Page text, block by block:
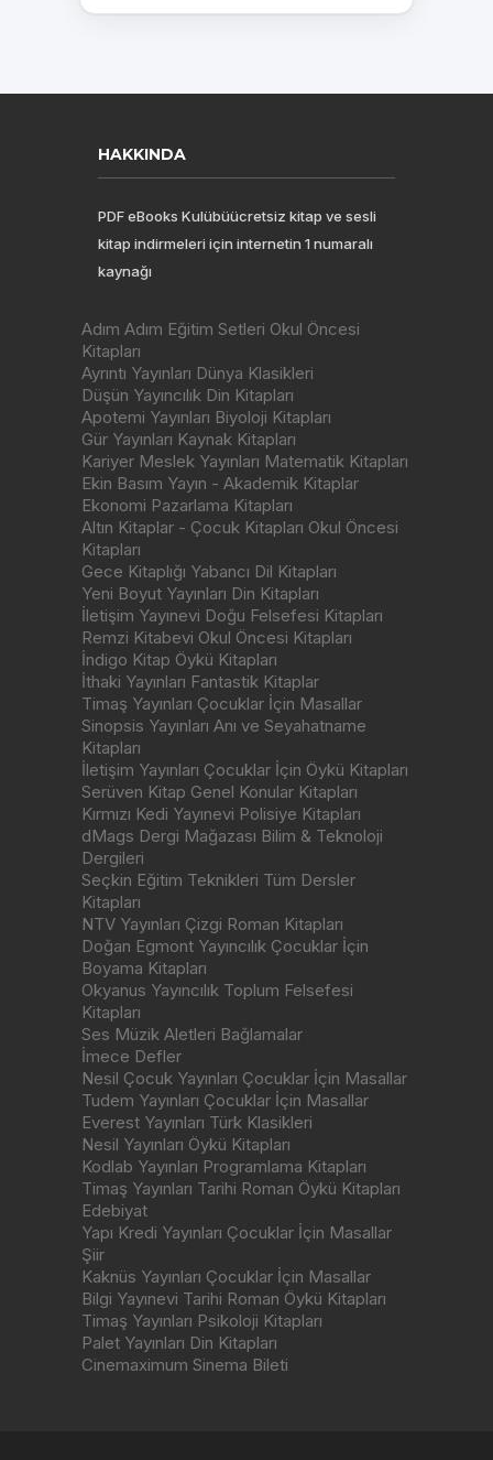
HAKKINDA
PDF eBooks Kulübüücretsiz kitap ve sesli
kitap indirmeleri için internetin 1 numaralı
kaynağı
Adım Adım Eğitim Setleri Okul Öncesi
Kitapları
Ayrıntı Yayınları Dünya Klasikleri
Düşün Yayıncılık Din Kitapları
Apotemi Yayınları Biyoloji Kitapları
Gür Yayınları Kaynak Kitapları
Kariyer Meslek Yayınları Matematik Kitapları
Ekin Basım Yayın - Akademik Kitaplar
Ekonomi Pazarlama Kitapları
Altın Kitaplar - Çocuk Kitapları Okul Öncesi
Kitapları
Gece Kitaplığı Yabancı Dil Kitapları
Yeni Boyut Yayınları Din Kitapları
İletişim Yayınevi Doğu Felsefesi Kitapları
Remzi Kitabevi Okul Öncesi Kitapları
İndigo Kitap Öykü Kitapları
İthaki Yayınları Fantastik Kitaplar
Timaş Yayınları Çocuklar İçin Masallar
Sinopsis Yayınları Anı ve Seyahatname
Kitapları
İletişim Yayınları Çocuklar İçin Öykü Kitapları
Serüven Kitap Genel Konular Kitapları
Kırmızı Kedi Yayınevi Polisiye Kitapları
dMags Dergi Mağazası Bilim & Teknoloji
Dergileri
Seçkin Eğitim Teknikleri Tüm Dersler
Kitapları
NTV Yayınları Çizgi Roman Kitapları
Doğan Egmont Yayıncılık Çocuklar İçin
Boyama Kitapları
Okyanus Yayıncılık Toplum Felsefesi
Kitapları
Ses Müzik Aletleri Bağlamalar
İmece Defler
Nesil Çocuk Yayınları Çocuklar İçin Masallar
Tudem Yayınları Çocuklar İçin Masallar
Everest Yayınları Türk Klasikleri
Nesil Yayınları Öykü Kitapları
Kodlab Yayınları Programlama Kitapları
Timaş Yayınları Tarihi Roman Öykü Kitapları
Edebiyat
Yapı Kredi Yayınları Çocuklar İçin Masallar
Şiir
Kaknüs Yayınları Çocuklar İçin Masallar
Bilgi Yayınevi Tarihi Roman Öykü Kitapları
Timaş Yayınları Psikoloji Kitapları
Palet Yayınları Din Kitapları
Cinemaximum Sinema Bileti